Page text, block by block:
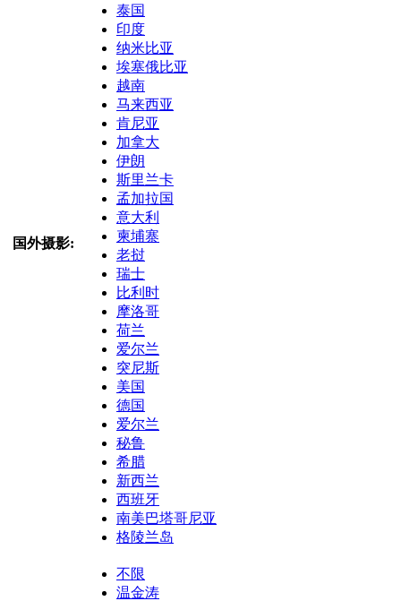
国外摄影:
泰国
印度
纳米比亚
埃塞俄比亚
越南
马来西亚
肯尼亚
加拿大
伊朗
斯里兰卡
孟加拉国
意大利
柬埔寨
老挝
瑞士
比利时
摩洛哥
荷兰
爱尔兰
突尼斯
美国
德国
爱尔兰
秘鲁
希腊
新西兰
西班牙
南美巴塔哥尼亚
格陵兰岛
不限
温金涛